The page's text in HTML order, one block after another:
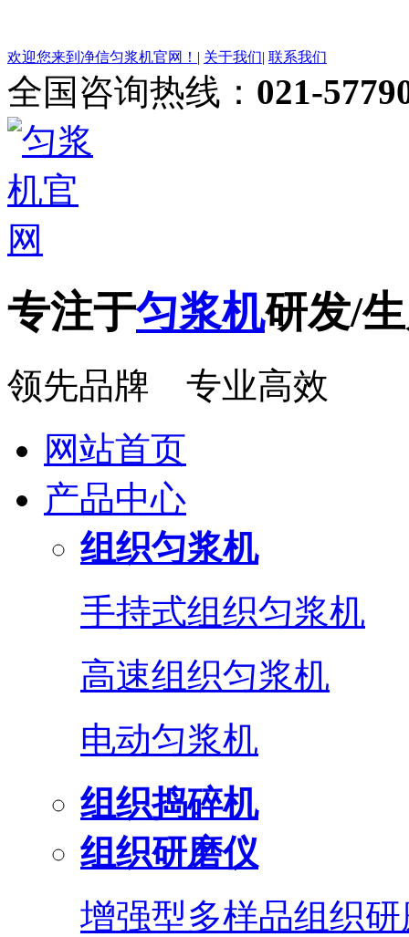
欢迎您来到净信匀浆机官网！ | 关于我们| 联系我们
全国咨询热线： 021-
专注于匀浆机研发/
领先品牌 专业高效
网站首页
产品中心
组织匀浆机
手持式组织匀浆机
高速组织匀浆机
电动匀浆机
组织捣碎机
组织研磨仪
增强型多样品组织